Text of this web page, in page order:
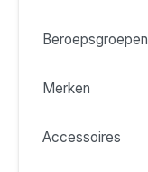
Beroepsgroepen
Merken
Accessoires